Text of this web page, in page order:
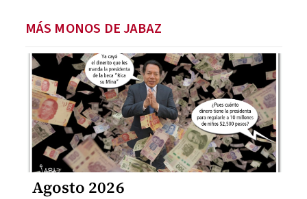
MÁS MONOS DE JABAZ
Agosto 2026